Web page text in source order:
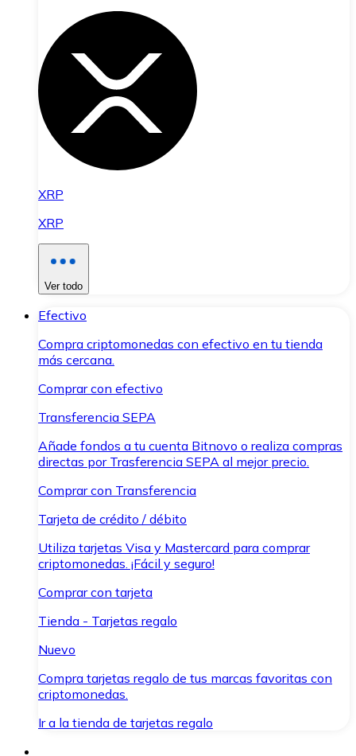
XRP
XRP
Ver todo
Efectivo
Compra criptomonedas con efectivo en tu tienda
más cercana.
Comprar con efectivo
Transferencia SEPA
Añade fondos a tu cuenta Bitnovo o realiza compras
directas por Trasferencia SEPA al mejor precio.
Comprar con Transferencia
Tarjeta de crédito / débito
Utiliza tarjetas Visa y Mastercard para comprar
criptomonedas. ¡Fácil y seguro!
Comprar con tarjeta
Tienda - Tarjetas regalo
Nuevo
Compra tarjetas regalo de tus marcas favoritas con
criptomonedas.
Ir a la tienda de tarjetas regalo